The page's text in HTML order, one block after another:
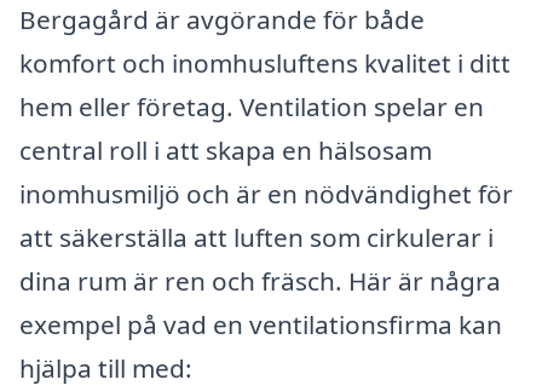
Bergagård är avgörande för både
komfort och inomhusluftens kvalitet i ditt
hem eller företag. Ventilation spelar en
central roll i att skapa en hälsosam
inomhusmiljö och är en nödvändighet för
att säkerställa att luften som cirkulerar i
dina rum är ren och fräsch. Här är några
exempel på vad en ventilationsfirma kan
hjälpa till med: